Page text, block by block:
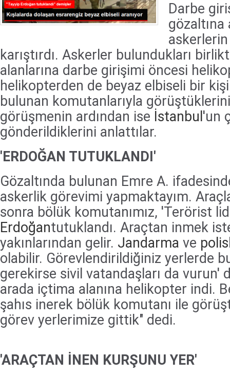
Darbe
gözaltına
karıştırdı. Askerler bulundukları
alanlarına darbe girişimi öncesi
helikopterden de beyaz elbiseli bir
bulunan komutanlarıyla
görüşmenin ardından ise İstanbul 'un
gönderildiklerini anlattılar.
'ERDOĞAN TUTUKLANDI'
Gözaltında bulunan Emre A.
askerlik görevimi yapmaktayım.
sonra bölük komutanımız, 'Terörist
Erdoğantutuklandı. Araçtan inmek
yakınlarından gelir. Jandarma ve polis
olabilir. Görevlendirildiğiniz yerlerde
gerekirse sivil vatandaşları da vurun'
arada içtima alanına helikopter indi.
şahıs inerek bölük komutanı ile
görev yerlerimize gittik" dedi.
'ARAÇTAN İNEN KURŞUNU YER'